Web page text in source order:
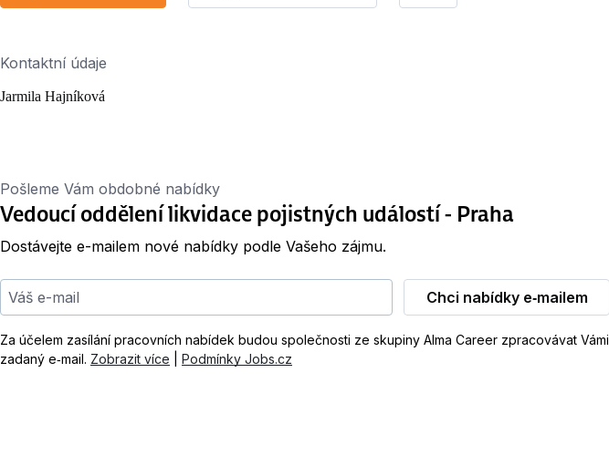
Kontaktní údaje
Jarmila Hajníková
Pošleme Vám obdobné nabídky
Vedoucí oddělení likvidace pojistných událostí - Praha
Dostávejte e-mailem nové nabídky podle Vašeho zájmu.
Váš e-mail
Chci nabídky e‑mailem
Za účelem zasílání pracovních nabídek budou společnosti ze skupiny Alma Career zpracovávat Vámi
zadaný e‑mail. Zobrazit více Podmínky Jobs.cz